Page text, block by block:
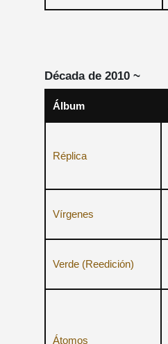
Década de 2010 ~
Álbum
Réplica
Vírgenes
Verde (Reedición)
Átomos